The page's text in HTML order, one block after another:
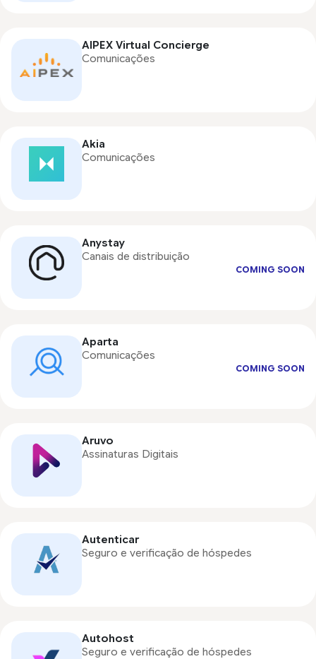
AIPEX Virtual Concierge
Comunicações
Akia
Comunicações
Anystay
Canais de distribuição
COMING SOON
Aparta
Comunicações
COMING SOON
Aruvo
Assinaturas Digitais
Autenticar
Seguro e verificação de hóspedes
Autohost
Seguro e verificação de hóspedes